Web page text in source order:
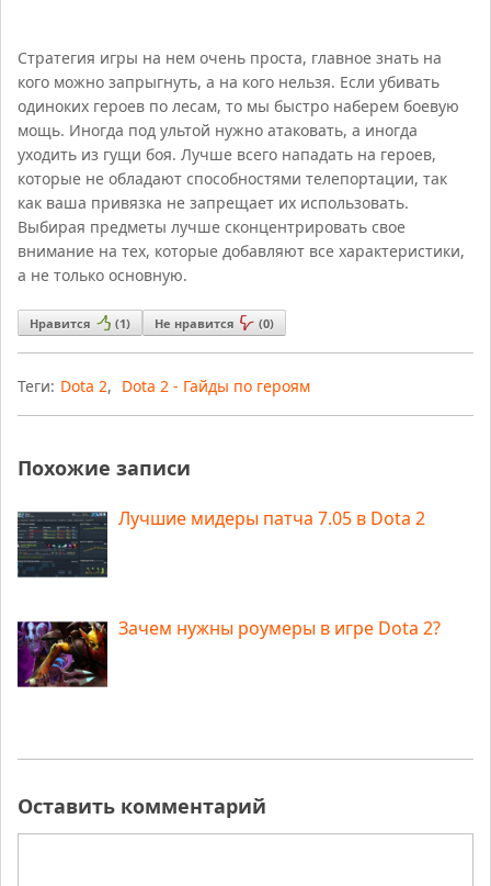
Стратегия игры на нем очень проста, главное знать на
кого можно запрыгнуть, а на кого нельзя. Если убивать
одиноких героев по лесам, то мы быстро наберем боевую
мощь. Иногда под ультой нужно атаковать, а иногда
уходить из гущи боя. Лучше всего нападать на героев,
которые не обладают способностями телепортации, так
как ваша привязка не запрещает их использовать.
Выбирая предметы лучше сконцентрировать свое
внимание на тех, которые добавляют все характеристики,
а не только основную.
Нравится (1) Не нравится (0)
Теги: Dota 2, Dota 2 - Гайды по героям
Похожие записи
Лучшие мидеры патча 7.05 в Dota 2
Зачем нужны роумеры в игре Dota 2?
Оставить комментарий